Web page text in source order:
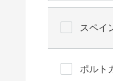
スペイ
ポルト